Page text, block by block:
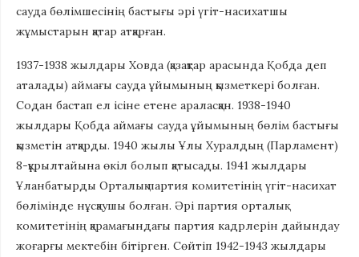
сауда бөлімшесінің бастығы әрі үгіт-насихатшы
жұмыстарын қатар атқарған.
1937-1938 жылдары Ховда (қазақтар арасында Қобда деп
аталады) аймағы сауда ұйымының қызметкері болған.
Содан бастап ел ісіне етене араласқан. 1938-1940
жылдары Қобда аймағы сауда ұйымының бөлім бастығы
қызметін атқарды. 1940 жылы Ұлы Хуралдың (Парламент)
8-құрылтайына өкіл болып қатысады. 1941 жылдары
Ұланбатырды Орталық партия комитетінің үгіт-насихат
бөлімінде нұсқаушы болған. Әрі партия орталық
комитетінің қарамағындағы партия кадрлерін дайындау
жоғарғы мектебін бітірген. Сөйтіп 1942-1943 жылдары